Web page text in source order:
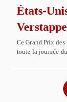
États-
Ce Grand Prix
toute la journée